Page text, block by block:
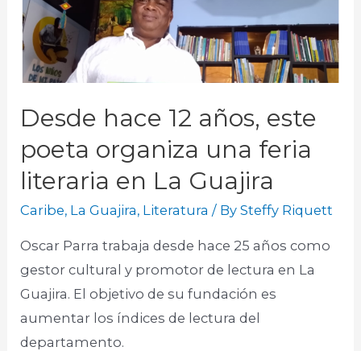
Desde hace 12 años, este
poeta organiza una feria
literaria en La Guajira
Caribe, La Guajira, Literatura / BySteffy Riquett
Oscar Parra trabaja desde hace 25 años como
gestor cultural y promotor de lectura en La
Guajira. El objetivo de su fundación es
aumentar los índices de lectura del
departamento.